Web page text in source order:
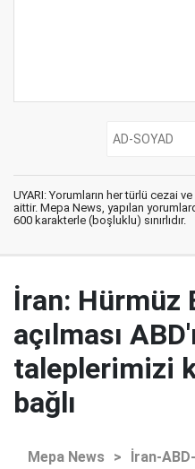
UYARI: Yorumların her türlü cezai
aittir. Mepa News, yapılan
600 karakterle (boşluklu) sınırlıdır.
İran: Hürmüz
açılması
taleplerimizi
bağlı
Mepa News > İran-